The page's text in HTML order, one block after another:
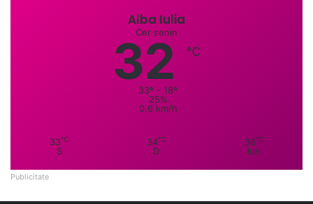
Alba Iulia
Cer senin
32 ℃
33º - 18º
25%
0.6 km/h
33℃
S
34℃
D
36℃
lun
Publicitate